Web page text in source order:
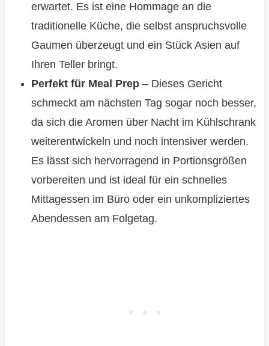
erwartet. Es ist eine Hommage an die
traditionelle Küche, die selbst anspruchsvolle
Gaumen überzeugt und ein Stück Asien auf
Ihren Teller bringt.
Perfekt für Meal Prep– Dieses Gericht
schmeckt am nächsten Tag sogar noch besser,
da sich die Aromen über Nacht im Kühlschrank
weiterentwickeln und noch intensiver werden.
Es lässt sich hervorragend in Portionsgrößen
vorbereiten und ist ideal für ein schnelles
Mittagessen im Büro oder ein unkompliziertes
Abendessen am Folgetag.